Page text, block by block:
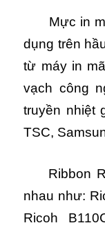
Mực in mã
dụng trên
từ máy in
vạch công
truyền nhiệt
TSC,
Ribbon
nhau như:
Ricoh